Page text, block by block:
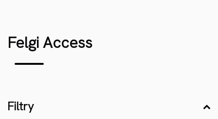
Felgi Access
Filtry